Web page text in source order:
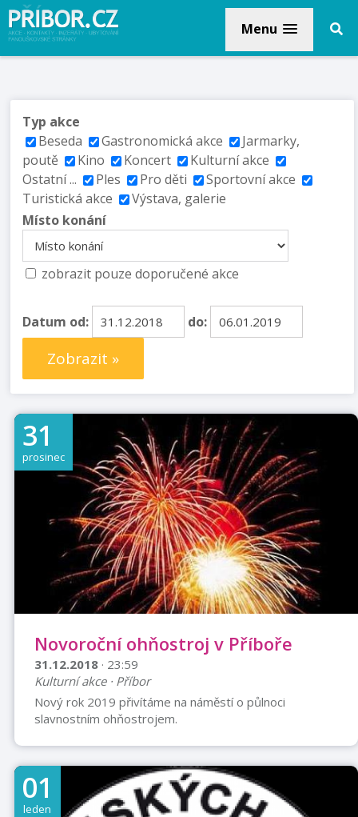
Menu
Typ akce
Beseda
Gastronomická akce
Jarmarky,
poutě
Kino Koncert
Kulturní akce
Ostatní ...
Ples Pro děti
Sportovní akce
Turistická akce
Výstava, galerie
Místo konání
zobrazit pouze doporučené akce
Datum od: do:
Zobrazit »
31
prosinec
Novoroční ohňostroj v Příboře
31.12.2018 · 23:59
Kulturní akce · Příbor
Nový rok 2019 přivítáme na náměstí o půlnoci
slavnostním ohňostrojem.
01
leden